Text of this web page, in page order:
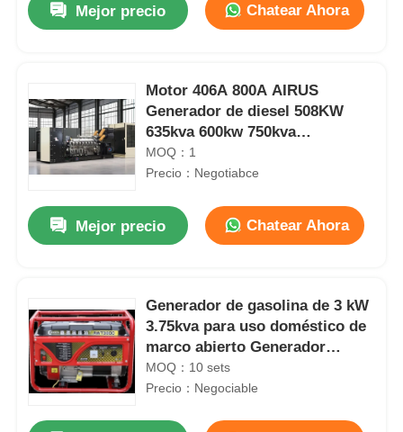
Mejor precio Chatear Ahora
Motor 406A 800A AIRUS
Generador de diesel 508KW
635kva 600kw 750kva
Generador de diesel ultra
silencioso
MOQ：1
Precio：Negotiabce
Mejor precio Chatear Ahora
Generador de gasolina de 3 kW
3.75kva para uso doméstico de
marco abierto Generador
eléctrico de fase única
MOQ：10 sets
Precio：Negociable